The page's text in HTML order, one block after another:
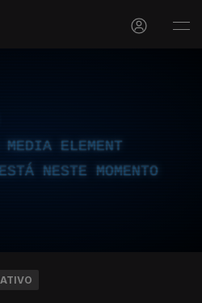
MEDIA ELEMENT
NESTE MOMENTO